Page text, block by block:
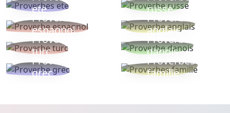
ete
russe
Proverbe
espagnol
Proverbe
anglais
Proverbe
turc
Proverbe
danois
Proverbe
grec
Proverbes
famille